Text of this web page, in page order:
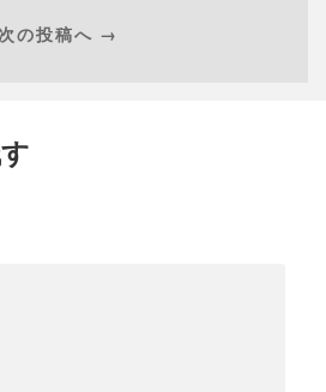
次の投稿へ →